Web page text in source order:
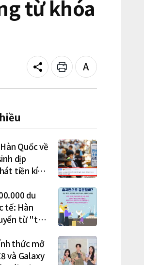
từ khóa
Share Print
Text
size
Quốc về
dịp
tiền kích
du
tế: Hàn
từ "thu
cư"
thức mở
và Galaxy